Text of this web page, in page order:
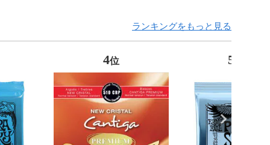
ランキングをもっと見る
4位 5